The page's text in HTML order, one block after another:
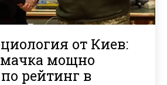
от Киев:
мощно
рейтинг в